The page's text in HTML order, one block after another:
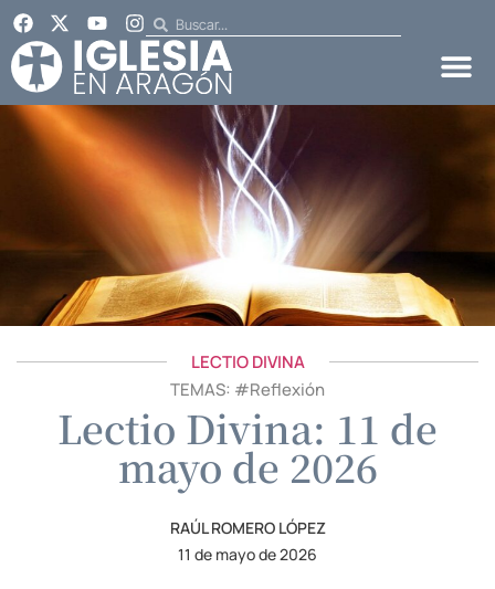
LECTIO DIVINA
TEMAS: #Reflexión
Lectio Divina: 11 de
mayo de 2026
RAÚL ROMERO LÓPEZ
11 de mayo de 2026